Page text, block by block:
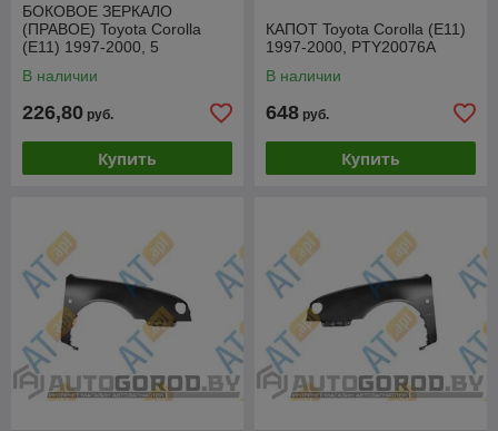
БОКОВОЕ ЗЕРКАЛО
(ПРАВОЕ) Toyota Corolla
(E11) 1997-2000, 5
В наличии
226,80 руб.
Купить
КАПОТ Toyota Corolla (E11)
1997-2000, PTY20076A
В наличии
648 руб.
Купить